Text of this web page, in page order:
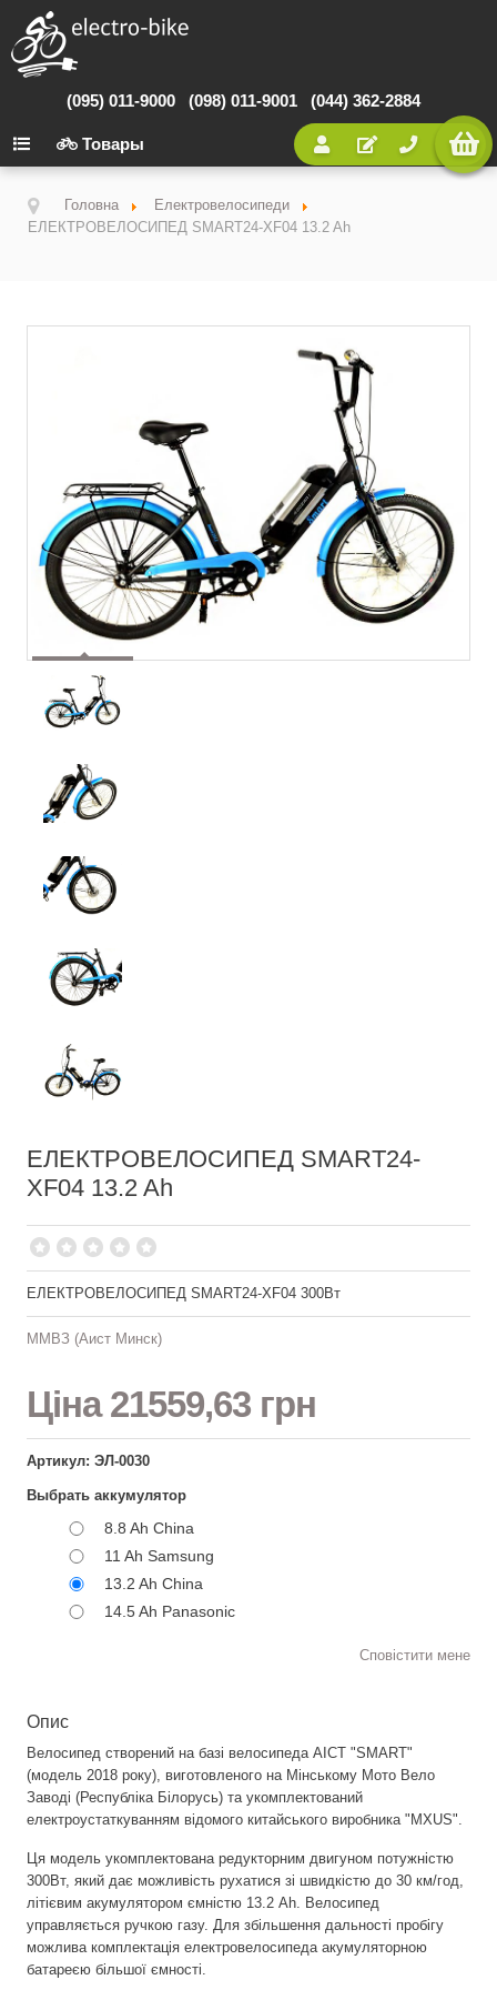
(095) 011-9000 (098) 011-9001 (044) 362-2884
Товары
Головна
Електровелосипеди
ЕЛЕКТРОВЕЛОСИПЕД SMART24-XF04 13.2 Ah
ЕЛЕКТРОВЕЛОСИПЕД SMART24-
XF04 13.2 Ah
ЕЛЕКТРОВЕЛОСИПЕД SMART24-XF04 300Вт
ММВЗ (Аист Минск)
Ціна21559,63 грн
Артикул: ЭЛ-0030
Выбрать аккумулятор
8.8 Ah China
11 Ah Samsung
13.2 Ah China
14.5 Ah Panasonic
Сповістити мене
Опис
Велосипед створений на базі велосипеда АІСТ "SMART"
(модель 2018 року), виготовленого на Мінському Мото Вело
Заводі (Республіка Білорусь) та укомплектований
електроустаткуванням відомого китайського виробника "MXUS".
Ця модель укомплектована редукторним двигуном потужністю
300Вт, який дає можливість рухатися зі швидкістю до 30 км/год,
літієвим акумулятором ємністю 13.2 Ah. Велосипед
управляється ручкою газу. Для збільшення дальності пробігу
можлива комплектація електровелосипеда акумуляторною
батареєю більшої ємності.